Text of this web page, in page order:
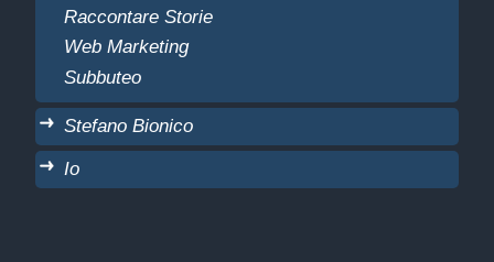
Raccontare Storie
Web Marketing
Subbuteo
Stefano Bionico
Io